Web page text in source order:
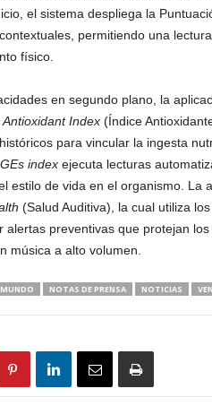
el sistema despliega la
permitiendo una
físico.
en segundo plano, la
Antioxidant Index(Índice
para vincular la ingesta
indexejecuta lecturas
estilo de vida en el organismo. La
(Salud Auditiva), la cual utiliza
alertas preventivas que protejan
música a alto volumen.
MUNDO NOTAS DE PRENSA NOTICIAS